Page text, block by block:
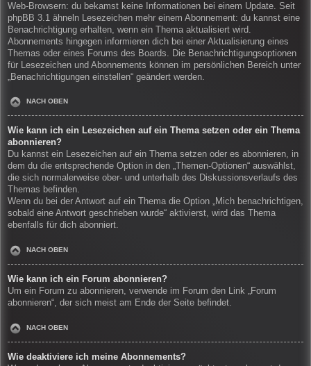
Web-Browsern: du bekamst keine Informationen bei einem Update. Seit
phpBB 3.1 ähneln Lesezeichen mehr einem Abonnement: du kannst eine
Benachrichtigung erhalten, wenn ein Thema aktualisiert wird.
Abonnements hingegen informieren dich bei einer Aktualisierung eines
Themas oder eines Forums des Boards. Die Benachrichtigungsoptionen
für Lesezeichen und Abonnements können im persönlichen Bereich unter
„Benachrichtigungen einstellen“ geändert werden.
NACH OBEN
Wie kann ich ein Lesezeichen auf ein Thema setzen oder ein Thema
abonnieren?
Du kannst ein Lesezeichen auf ein Thema setzen oder es abonnieren, in
dem du die entsprechende Option in den „Themen-Optionen“ auswählst,
die sich normalerweise ober- und unterhalb des Diskussionsverlaufs des
Themas befinden.
Wenn du bei der Antwort auf ein Thema die Option „Mich benachrichtigen,
sobald eine Antwort geschrieben wurde“ aktivierst, wird das Thema
ebenfalls für dich abonniert.
NACH OBEN
Wie kann ich ein Forum abonnieren?
Um ein Forum zu abonnieren, verwende im Forum den Link „Forum
abonnieren“, der sich meist am Ende der Seite befindet.
NACH OBEN
Wie deaktiviere ich meine Abonnements?